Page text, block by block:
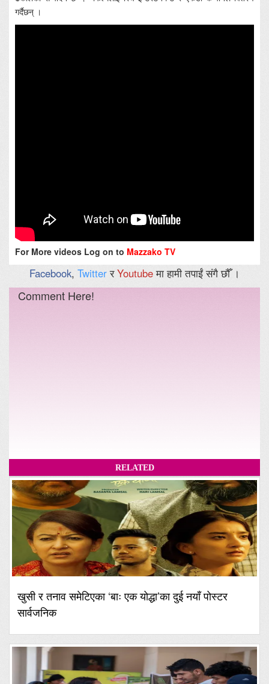
गर्दैछन् ।
For More videos Log on to Mazzako TV
Facebook, TwitterरYoutubeमा हामी तपाईं संगै छौँ ।
Comment Here!
RELATED
खुसी र तनाव समेटिएका ‘बाः एक योद्धा’का दुई नयाँ पोस्टर
सार्वजनिक